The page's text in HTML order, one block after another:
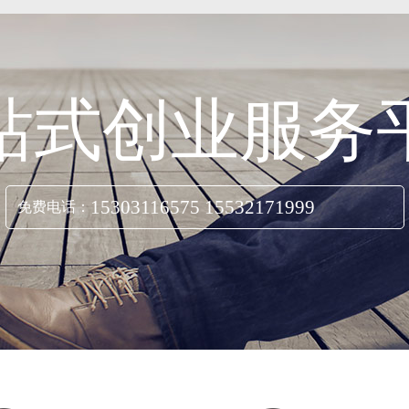
式创业服务
免费电话： 15303116575 15532171999
立即咨询